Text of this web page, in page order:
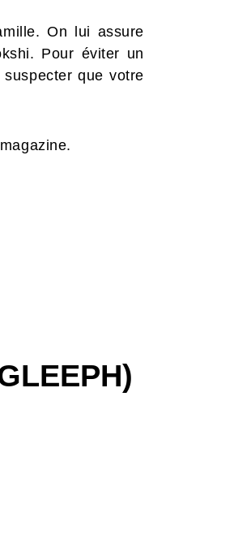
On lui assure
Pour éviter un
que votre